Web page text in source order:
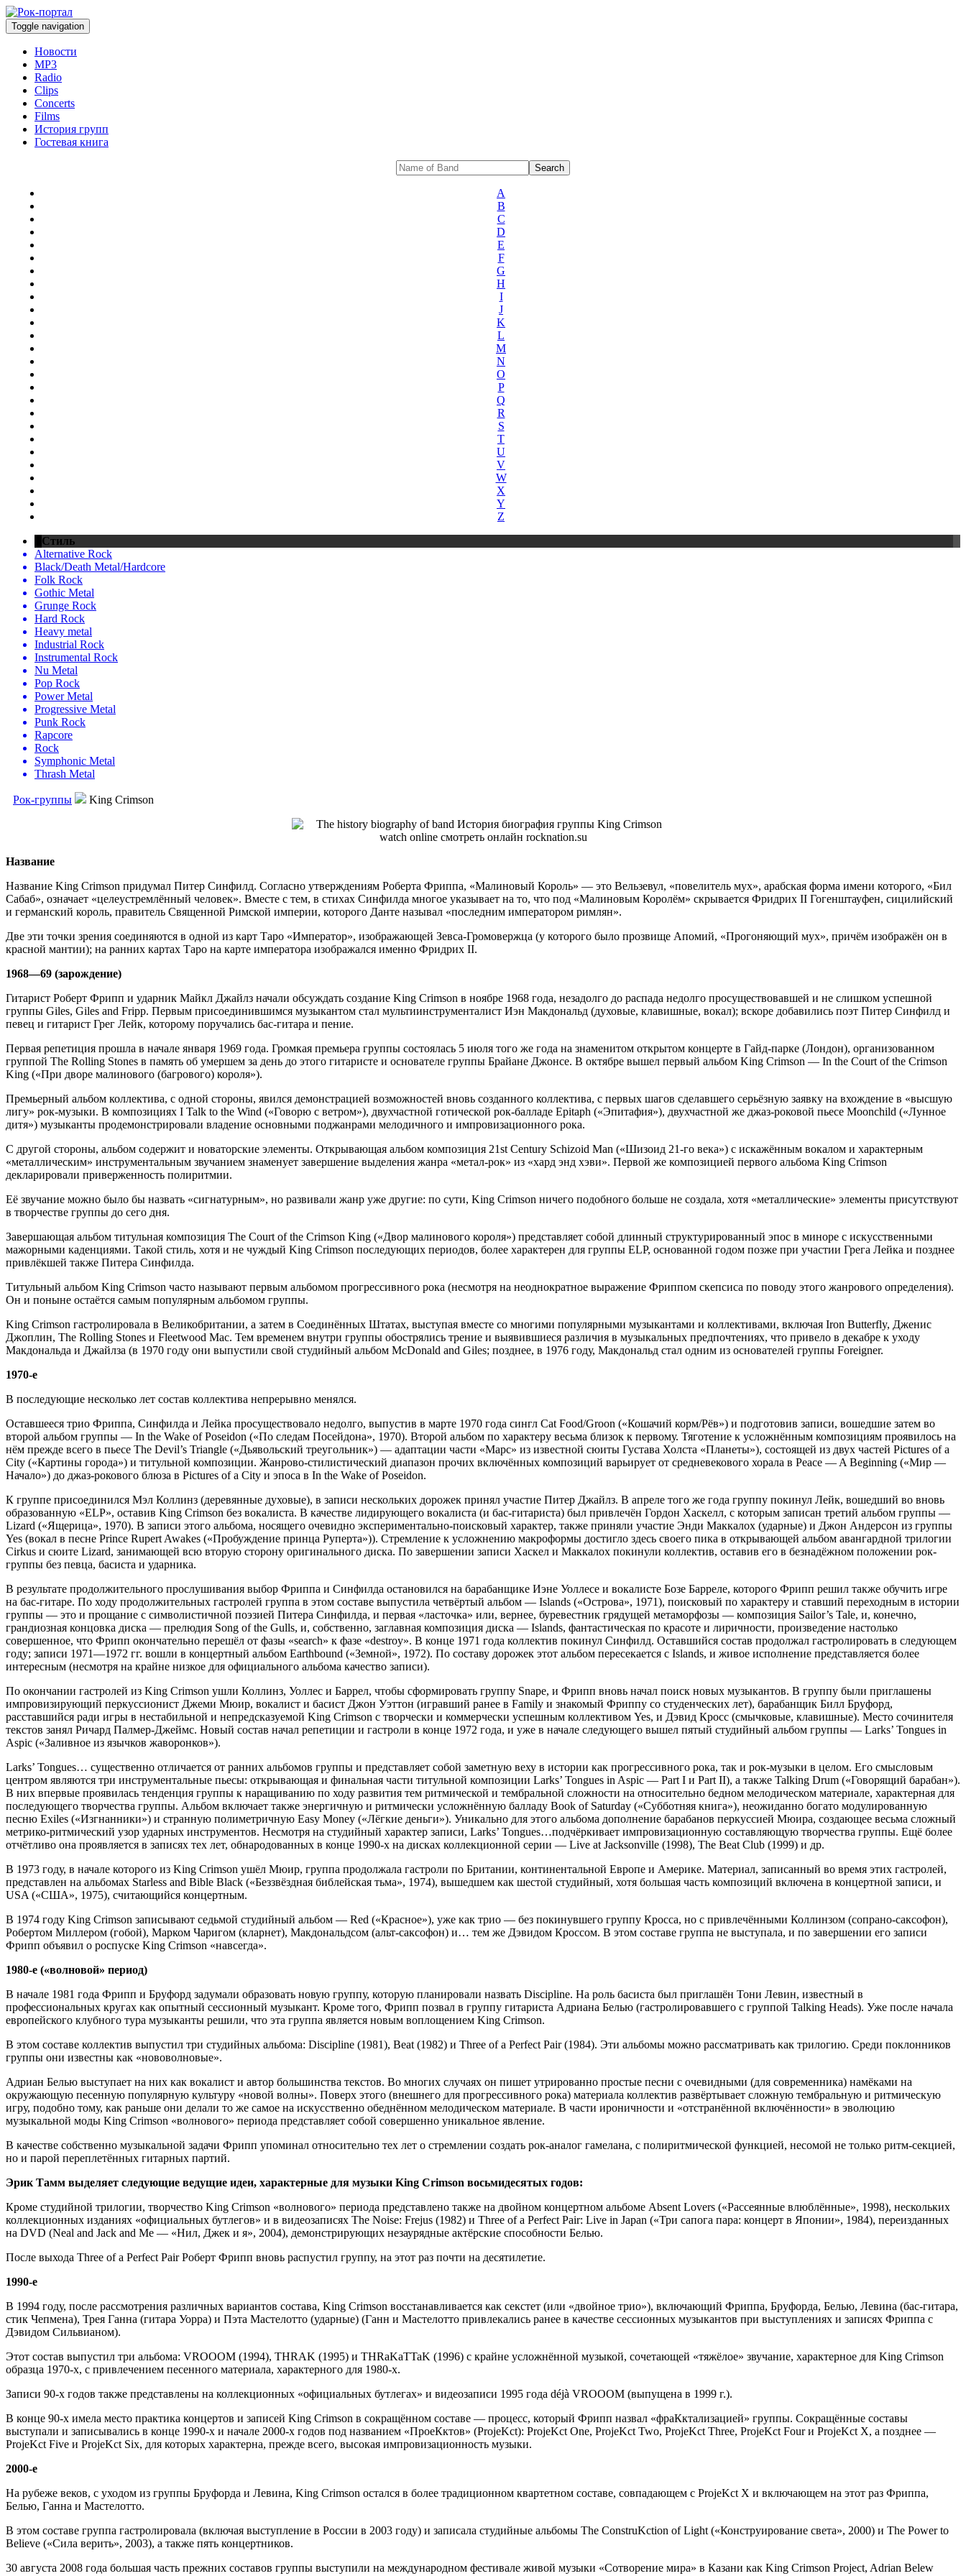
Toggle navigation
Новости
MP3
Radio
Clips
Concerts
Films
История групп
Гостевая книга
A
B
C
D
E
F
G
H
I
J
K
L
M
N
O
P
Q
R
S
T
U
V
W
X
Y
Z
Стиль
Alternative Rock
Black/Death Metal/Hardcore
Folk Rock
Gothic Metal
Grunge Rock
Hard Rock
Heavy metal
Industrial Rock
Instrumental Rock
Nu Metal
Pop Rock
Power Metal
Progressive Metal
Punk Rock
Rapcore
Rock
Symphonic Metal
Thrash Metal
Рок-группы King Crimson
Название
Название King Crimson придумал Питер Синфилд. Согласно утверждениям Роберта Фриппа, «Малиновый Король» — это Вельзевул, «повелитель мух», арабская форма имени которого, «Бил
Сабаб», означает «целеустремлённый человек». Вместе с тем, в стихах Синфилда многое указывает на то, что под «Малиновым Королём» скрывается Фридрих II Гогенштауфен, сицилийский
и германский король, правитель Священной Римской империи, которого Данте называл «последним императором римлян».
Две эти точки зрения соединяются в одной из карт Таро «Император», изображающей Зевса-Громовержца (у которого было прозвище Апомий, «Прогоняющий мух», причём изображён он в
красной мантии); на ранних картах Таро на карте императора изображался именно Фридрих II.
1968—69 (зарождение)
Гитарист Роберт Фрипп и ударник Майкл Джайлз начали обсуждать создание King Crimson в ноябре 1968 года, незадолго до распада недолго просуществовавшей и не слишком успешной
группы Giles, Giles and Fripp. Первым присоединившимся музыкантом стал мультиинструменталист Иэн Макдональд (духовые, клавишные, вокал); вскоре добавились поэт Питер Синфилд и
певец и гитарист Грег Лейк, которому поручались бас-гитара и пение.
Первая репетиция прошла в начале января 1969 года. Громкая премьера группы состоялась 5 июля того же года на знаменитом открытом концерте в Гайд-парке (Лондон), организованном
группой The Rolling Stones в память об умершем за день до этого гитаристе и основателе группы Брайане Джонсе. В октябре вышел первый альбом King Crimson — In the Court of the Crimson
King («При дворе малинового (багрового) короля»).
Премьерный альбом коллектива, с одной стороны, явился демонстрацией возможностей вновь созданного коллектива, с первых шагов сделавшего серьёзную заявку на вхождение в «высшую
лигу» рок-музыки. В композициях I Talk to the Wind («Говорю с ветром»), двухчастной готической рок-балладе Epitaph («Эпитафия»), двухчастной же джаз-роковой пьесе Moonchild («Лунное
дитя») музыканты продемонстрировали владение основными поджанрами мелодичного и импровизационного рока.
С другой стороны, альбом содержит и новаторские элементы. Открывающая альбом композиция 21st Century Schizoid Man («Шизоид 21-го века») с искажённым вокалом и характерным
«металлическим» инструментальным звучанием знаменует завершение выделения жанра «метал-рок» из «хард энд хэви». Первой же композицией первого альбома King Crimson
декларировали приверженность полиритмии.
Её звучание можно было бы назвать «сигнатурным», но развивали жанр уже другие: по сути, King Crimson ничего подобного больше не создала, хотя «металлические» элементы присутствуют
в творчестве группы до сего дня.
Завершающая альбом титульная композиция The Court of the Crimson King («Двор малинового короля») представляет собой длинный структурированный эпос в миноре с искусственными
мажорными каденциями. Такой стиль, хотя и не чуждый King Crimson последующих периодов, более характерен для группы ELP, основанной годом позже при участии Грега Лейка и позднее
привлёкшей также Питера Синфилда.
Титульный альбом King Crimson часто называют первым альбомом прогрессивного рока (несмотря на неоднократное выражение Фриппом скепсиса по поводу этого жанрового определения).
Он и поныне остаётся самым популярным альбомом группы.
King Crimson гастролировала в Великобритании, а затем в Соединённых Штатах, выступая вместе со многими популярными музыкантами и коллективами, включая Iron Butterfly, Дженис
Джоплин, The Rolling Stones и Fleetwood Mac. Тем временем внутри группы обострялись трение и выявившиеся различия в музыкальных предпочтениях, что привело в декабре к уходу
Макдональда и Джайлза (в 1970 году они выпустили свой студийный альбом McDonald and Giles; позднее, в 1976 году, Макдональд стал одним из основателей группы Foreigner.
1970-е
В последующие несколько лет состав коллектива непрерывно менялся.
Оставшееся трио Фриппа, Синфилда и Лейка просуществовало недолго, выпустив в марте 1970 года сингл Cat Food/Groon («Кошачий корм/Рёв») и подготовив записи, вошедшие затем во
второй альбом группы — In the Wake of Poseidon («По следам Посейдона», 1970). Второй альбом по характеру весьма близок к первому. Тяготение к усложнённым композициям проявилось на
нём прежде всего в пьесе The Devil’s Triangle («Дьявольский треугольник») — адаптации части «Марс» из известной сюиты Густава Холста «Планеты»), состоящей из двух частей Pictures of a
City («Картины города») и титульной композиции. Жанрово-стилистический диапазон прочих включённых композиций варьирует от средневекового хорала в Peace — A Beginning («Мир —
Начало») до джаз-рокового блюза в Pictures of a City и эпоса в In the Wake of Poseidon.
К группе присоединился Мэл Коллинз (деревянные духовые), в записи нескольких дорожек принял участие Питер Джайлз. В апреле того же года группу покинул Лейк, вошедший во вновь
образованную «ELP», оставив King Crimson без вокалиста. В качестве лидирующего вокалиста (и бас-гитариста) был привлечён Гордон Хаскелл, с которым записан третий альбом группы —
Lizard («Ящерица», 1970). В записи этого альбома, носящего очевидно экспериментально-поисковый характер, также приняли участие Энди Маккалох (ударные) и Джон Андерсон из группы
Yes (вокал в песне Prince Rupert Awakes («Пробуждение принца Руперта»)). Стремление к усложнению макроформы достигло здесь своего пика в открывающей альбом авангардной трилогии
Cirkus и сюите Lizard, занимающей всю вторую сторону оригинального диска. По завершении записи Хаскел и Маккалох покинули коллектив, оставив его в безнадёжном положении рок-
группы без певца, басиста и ударника.
В результате продолжительного прослушивания выбор Фриппа и Синфилда остановился на барабанщике Иэне Уоллесе и вокалисте Бозе Барреле, которого Фрипп решил также обучить игре
на бас-гитаре. По ходу продолжительных гастролей группа в этом составе выпустила четвёртый альбом — Islands («Острова», 1971), поисковый по характеру и ставший переходным в истории
группы — это и прощание с символистичной поэзией Питера Синфилда, и первая «ласточка» или, вернее, буревестник грядущей метаморфозы — композиция Sailor’s Tale, и, конечно,
грандиозная концовка диска — прелюдия Song of the Gulls, и, собственно, заглавная композиция диска — Islands, фантастическая по красоте и лиричности, произведение настолько
совершенное, что Фрипп окончательно перешёл от фазы «search» к фазе «destroy». В конце 1971 года коллектив покинул Синфилд. Оставшийся состав продолжал гастролировать в следующем
году; записи 1971—1972 гг. вошли в концертный альбом Earthbound («Земной», 1972). По составу дорожек этот альбом пересекается с Islands, и живое исполнение представляется более
интересным (несмотря на крайне низкое для официального альбома качество записи).
По окончании гастролей из King Crimson ушли Коллинз, Уоллес и Баррел, чтобы сформировать группу Snape, и Фрипп вновь начал поиск новых музыкантов. В группу были приглашены
импровизирующий перкуссионист Джеми Мюир, вокалист и басист Джон Уэттон (игравший ранее в Family и знакомый Фриппу со студенческих лет), барабанщик Билл Бруфорд,
расставшийся ради игры в нестабильной и непредсказуемой King Crimson с творчески и коммерчески успешным коллективом Yes, и Дэвид Кросс (смычковые, клавишные). Место сочинителя
текстов занял Ричард Палмер-Джеймс. Новый состав начал репетиции и гастроли в конце 1972 года, и уже в начале следующего вышел пятый студийный альбом группы — Larks’ Tongues in
Aspic («Заливное из язычков жаворонков»).
Larks’ Tongues… существенно отличается от ранних альбомов группы и представляет собой заметную веху в истории как прогрессивного рока, так и рок-музыки в целом. Его смысловым
центром являются три инструментальные пьесы: открывающая и финальная части титульной композиции Larks’ Tongues in Aspic — Part I и Part II), а также Talking Drum («Говорящий барабан»).
В них впервые проявилась тенденция группы к наращиванию по ходу развития тем ритмической и тембральной сложности на относительно бедном мелодическом материале, характерная для
последующего творчества группы. Альбом включает также энергичную и ритмически усложнённую балладу Book of Saturday («Субботняя книга»), неожиданно богато модулированную
песню Exiles («Изгнанники») и странную полиметричную Easy Money («Лёгкие деньги»). Уникально для этого альбома дополнение барабанов перкуссией Мюира, создающее весьма сложный
метрико-ритмический узор ударных инструментов. Несмотря на студийный характер записи, Larks’ Tongues…подчёркивает импровизационную составляющую творчества группы. Ещё более
отчётливо она проявляется в записях тех лет, обнародованных в конце 1990-х на дисках коллекционной серии — Live at Jacksonville (1998), The Beat Club (1999) и др.
В 1973 году, в начале которого из King Crimson ушёл Мюир, группа продолжала гастроли по Британии, континентальной Европе и Америке. Материал, записанный во время этих гастролей,
представлен на альбомах Starless and Bible Black («Беззвёздная библейская тьма», 1974), вышедшем как шестой студийный, хотя большая часть композиций включена в концертной записи, и
USA («США», 1975), считающийся концертным.
В 1974 году King Crimson записывают седьмой студийный альбом — Red («Красное»), уже как трио — без покинувшего группу Кросса, но с привлечёнными Коллинзом (сопрано-саксофон),
Робертом Миллером (гобой), Марком Чаригом (кларнет), Макдональдсом (альт-саксофон) и… тем же Дэвидом Кроссом. В этом составе группа не выступала, и по завершении его записи
Фрипп объявил о роспуске King Crimson «навсегда».
1980-е («волновой» период)
В начале 1981 года Фрипп и Бруфорд задумали образовать новую группу, которую планировали назвать Discipline. На роль басиста был приглашён Тони Левин, известный в
профессиональных кругах как опытный сессионный музыкант. Кроме того, Фрипп позвал в группу гитариста Адриана Белью (гастролировавшего с группой Talking Heads). Уже после начала
европейского клубного тура музыканты решили, что эта группа является новым воплощением King Crimson.
В этом составе коллектив выпустил три студийных альбома: Discipline (1981), Beat (1982) и Three of a Perfect Pair (1984). Эти альбомы можно рассматривать как трилогию. Среди поклонников
группы они известны как «нововолновые».
Адриан Белью выступает на них как вокалист и автор большинства текстов. Во многих случаях он пишет утрированно простые песни с очевидными (для современника) намёками на
окружающую песенную популярную культуру «новой волны». Поверх этого (внешнего для прогрессивного рока) материала коллектив развёртывает сложную тембральную и ритмическую
игру, подобно тому, как раньше они делали то же самое на искусственно обеднённом мелодическом материале. В части ироничности и «отстранённой включённости» в эволюцию
музыкальной моды King Crimson «волнового» периода представляет собой совершенно уникальное явление.
В качестве собственно музыкальной задачи Фрипп упоминал относительно тех лет о стремлении создать рок-аналог гамелана, с полиритмической функцией, несомой не только ритм-секцией,
но и парой переплетённых гитарных партий.
Эрик Тамм выделяет следующие ведущие идеи, характерные для музыки King Crimson восьмидесятых годов:
Кроме студийной трилогии, творчество King Crimson «волнового» периода представлено также на двойном концертном альбоме Absent Lovers («Рассеянные влюблённые», 1998), нескольких
коллекционных изданиях «официальных бутлегов» и в видеозаписях The Noise: Frejus (1982) и Three of a Perfect Pair: Live in Japan («Три сапога пара: концерт в Японии», 1984), переизданных
на DVD (Neal and Jack and Me — «Нил, Джек и я», 2004), демонстрирующих незаурядные актёрские способности Белью.
После выхода Three of a Perfect Pair Роберт Фрипп вновь распустил группу, на этот раз почти на десятилетие.
1990-е
В 1994 году, после рассмотрения различных вариантов состава, King Crimson восстанавливается как секстет (или «двойное трио»), включающий Фриппа, Бруфорда, Белью, Левина (бас-гитара,
стик Чепмена), Трея Ганна (гитара Уорра) и Пэта Мастелотто (ударные) (Ганн и Мастелотто привлекались ранее в качестве сессионных музыкантов при выступлениях и записях Фриппа с
Дэвидом Сильвианом).
Этот состав выпустил три альбома: VROOOM (1994), THRAK (1995) и THRaKaTTaK (1996) с крайне усложнённой музыкой, сочетающей «тяжёлое» звучание, характерное для King Crimson
образца 1970-х, с привлечением песенного материала, характерного для 1980-х.
Записи 90-х годов также представлены на коллекционных «официальных бутлегах» и видеозаписи 1995 года déjà VROOOM (выпущена в 1999 г.).
В конце 90-х имела место практика концертов и записей King Crimson в сокращённом составе — процесс, который Фрипп назвал «фраКктализацией» группы. Сокращённые составы
выступали и записывались в конце 1990-х и начале 2000-х годов под названием «ПроеКктов» (ProjeKct): ProjeKct One, ProjeKct Two, ProjeKct Three, ProjeKct Four и ProjeKct X, а позднее —
ProjeKct Five и ProjeKct Six, для которых характерна, прежде всего, высокая импровизационность музыки.
2000-е
На рубеже веков, с уходом из группы Бруфорда и Левина, King Crimson остался в более традиционном квартетном составе, совпадающем с ProjeKct X и включающем на этот раз Фриппа,
Белью, Ганна и Мастелотто.
В этом составе группа гастролировала (включая выступление в России в 2003 году) и записала студийные альбомы The ConstruKction of Light («Конструирование света», 2000) и The Power to
Believe («Сила верить», 2003), а также пять концертников.
30 августа 2008 года большая часть прежних составов группы выступили на международном фестивале живой музыки «Сотворение мира» в Казани как King Crimson Project, Adrian Belew